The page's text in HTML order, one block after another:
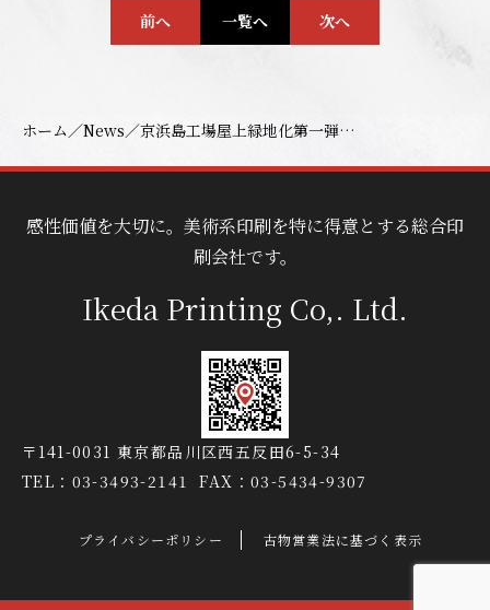
前へ 一覧へ 次へ
ホーム／News／ 京浜島工場屋上緑地化第一弾完了
感性価値を大切に。美術系印刷を特に得意とする総合印
刷会社です。
Ikeda Printing Co,. Ltd.
〒141-0031 東京都品川区西五反田6-5-34
TEL：03-3493-2141
FAX：03-5434-9307
プライバシーポリシー 古物営業法に基づく表示